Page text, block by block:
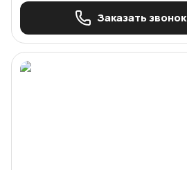
Заказать звонок